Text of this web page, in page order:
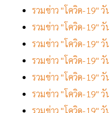
รวมข่าว "โควิด-19"
รวมข่าว "โควิด-19"
รวมข่าว "โควิด-19"
รวมข่าว "โควิด-19"
รวมข่าว "โควิด-19"
รวมข่าว "โควิด-19"
รวมข่าว "โควิด-19"